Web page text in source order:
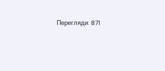
Перегляди: 871